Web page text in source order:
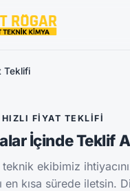
Teklifi
HIZLI FIYAT TEKLIFI
İçinde Teklif
ekibimiz
en kısa sürede iletsin.